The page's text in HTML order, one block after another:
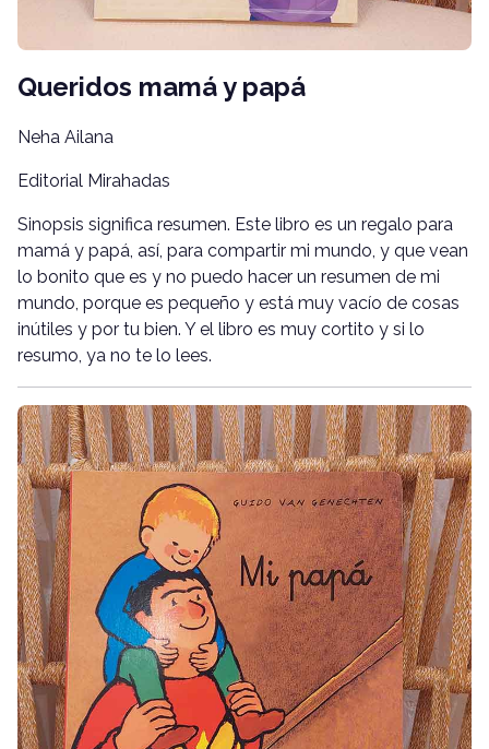
Queridos mamá y papá
Neha Ailana
Editorial Mirahadas
Sinopsis significa resumen. Este libro es un regalo para
mamá y papá, así, para compartir mi mundo, y que vean
lo bonito que es y no puedo hacer un resumen de mi
mundo, porque es pequeño y está muy vacío de cosas
inútiles y por tu bien. Y el libro es muy cortito y si lo
resumo, ya no te lo lees.